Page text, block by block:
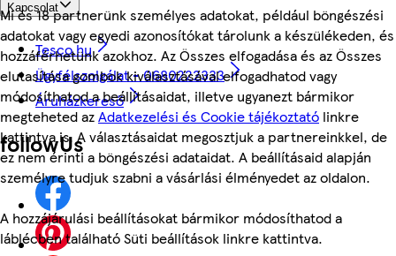
Mi és 18 partnerünk személyes adatokat, például böngészési
adatokat vagy egyedi azonosítókat tárolunk a készülékeden, és
hozzáférhetünk azokhoz. Az Összes elfogadása és az Összes
elutasítása gombok kiválasztásával elfogadhatod vagy
módosíthatod a beállításaidat, illetve ugyanezt bármikor
megteheted azAdatkezelési és Cookie tájékoztató linkre
kattintva is. A választásaidat megosztjuk a partnereinkkel, de
ez nem érinti a böngészési adataidat. A beállításaid alapján
személyre tudjuk szabni a vásárlási élményedet az oldalon.
A hozzájárulási beállításokat bármikor módosíthatod a
láblécben található Süti beállítások linkre kattintva.
Kapcsolat
Tesco.hu
Ügyfélszolgálat - 0680222333
Áruházkereső
followUs